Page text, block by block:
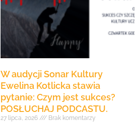
W audycji Sonar Kultury
Ewelina Kotlicka stawia
pytanie: Czym jest sukces?
POSŁUCHAJ PODCASTU.
27 lipca, 2026 Brak komentarzy